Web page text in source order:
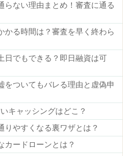
らない理由まとめ！審査に通る
かる時間は？審査を早く終わら
日でもできる？即日融資は可
をついてもバレる理由と虚偽申
キャッシングはどこ？
りやすくなる裏ワザとは？
カードローンとは？